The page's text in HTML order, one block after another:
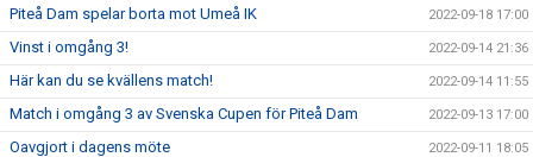
Piteå Dam spelar borta mot Umeå IK 2022-09-18 17:00
Vinst i omgång 3! 2022-09-14 21:36
Här kan du se kvällens match! 2022-09-14 11:55
Match i omgång 3 av Svenska Cupen för Piteå Dam 2022-09-13 17:00
Oavgjort i dagens möte 2022-09-11 18:05